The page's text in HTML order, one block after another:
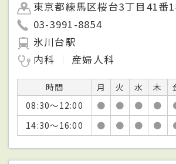
東京都練馬区桜台3丁目41番
03-3991-8854
氷川台駅
内科
産婦人科
時間 月 火 水 木
08:30～12:00
● ● ● ●
14:30～16:00
● ● ● ●